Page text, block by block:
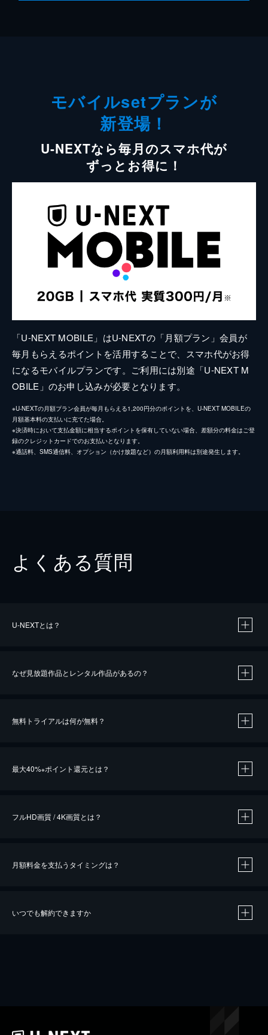
モバイルsetプランが
新登場！
U-NEXTなら毎月のスマホ代が
ずっとお得に！
「U-NEXT MOBILE」はU-NEXTの「月額プラン」会員が
毎月もらえるポイントを活用することで、スマホ代がお得
になるモバイルプランです。ご利用には別途「U-NEXT M
OBILE」のお申し込みが必要となります。
※U-NEXTの月額プラン会員が毎月もらえる1,200円分のポイントを、U-NEXT MOBILEの
月額基本料の支払いに充てた場合。
※決済時において支払金額に相当するポイントを保有していない場合、差額分の料金はご登
録のクレジットカードでのお支払いとなります。
※通話料、SMS通信料、オプション（かけ放題など）の月額利用料は別途発生します。
よくある質問
U-NEXTとは？
なぜ見放題作品とレンタル作品があるの？
無料トライアルは何が無料？
最大40%※ポイント還元とは？
※40％ポイント還元の対象は、クレジットカード決済による作品の購入 / レンタルです。
iOSアプリのUコイン決済による作品の購入 / レンタルは、20％のポイント還元です。
フルHD画質 / 4K画質とは？
月額料金を支払うタイミングは？
いつでも解約できますか